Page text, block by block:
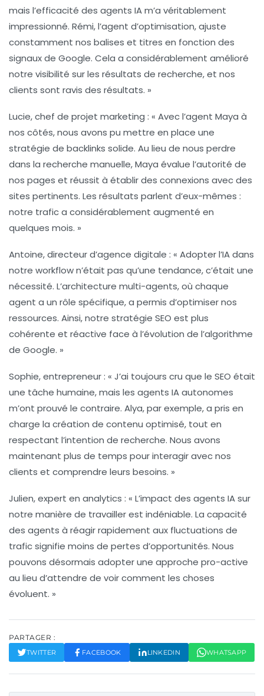
mais l’efficacité des agents IA m’a véritablement
impressionné. Rémi, l’agent d’optimisation, ajuste
constamment nos balises et titres en fonction des
signaux de Google. Cela a considérablement amélioré
notre visibilité sur les résultats de recherche, et nos
clients sont ravis des résultats. »
Lucie, chef de projet marketing : « Avec l’agent Maya à
nos côtés, nous avons pu mettre en place une
stratégie de backlinks solide. Au lieu de nous perdre
dans la recherche manuelle, Maya évalue l’autorité de
nos pages et réussit à établir des connexions avec des
sites pertinents. Les résultats parlent d’eux-mêmes :
notre trafic a considérablement augmenté en
quelques mois. »
Antoine, directeur d’agence digitale : « Adopter l’IA dans
notre workflow n’était pas qu’une tendance, c’était une
nécessité. L’architecture multi-agents, où chaque
agent a un rôle spécifique, a permis d’optimiser nos
ressources. Ainsi, notre stratégie SEO est plus
cohérente et réactive face à l’évolution de l’algorithme
de Google. »
Sophie, entrepreneur : « J’ai toujours cru que le SEO était
une tâche humaine, mais les agents IA autonomes
m’ont prouvé le contraire. Alya, par exemple, a pris en
charge la création de contenu optimisé, tout en
respectant l’intention de recherche. Nous avons
maintenant plus de temps pour interagir avec nos
clients et comprendre leurs besoins. »
Julien, expert en analytics : « L’impact des agents IA sur
notre manière de travailler est indéniable. La capacité
des agents à réagir rapidement aux fluctuations de
trafic signifie moins de pertes d’opportunités. Nous
pouvons désormais adopter une approche pro-active
au lieu d’attendre de voir comment les choses
évoluent. »
PARTAGER :
TWITTER FACEBOOK LINKEDIN WHATSAPP